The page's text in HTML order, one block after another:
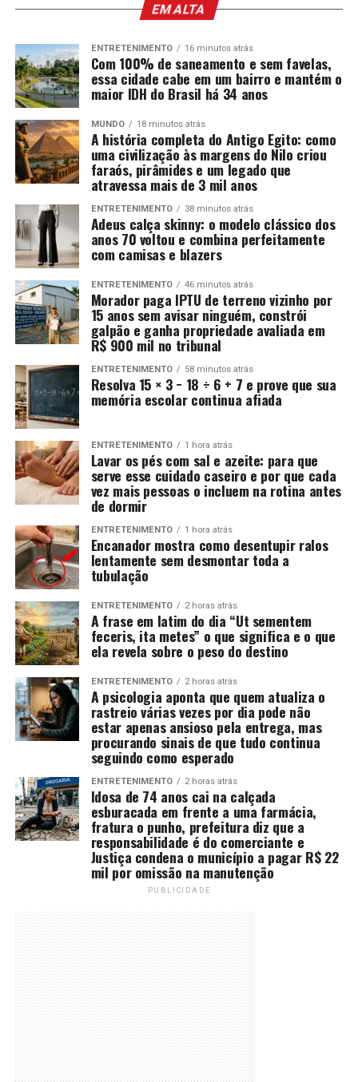
EM ALTA
ENTRETENIMENTO 16 minutos atrás
Com 100% de saneamento e sem favelas,
essa cidade cabe em um bairro e mantém o
maior IDH do Brasil há 34 anos
MUNDO 18 minutos atrás
A história completa do Antigo Egito: como
uma civilização às margens do Nilo criou
faraós, pirâmides e um legado que
atravessa mais de 3 mil anos
ENTRETENIMENTO 38 minutos atrás
Adeus calça skinny: o modelo clássico dos
anos 70 voltou e combina perfeitamente
com camisas e blazers
ENTRETENIMENTO 46 minutos atrás
Morador paga IPTU de terreno vizinho por
15 anos sem avisar ninguém, constrói
galpão e ganha propriedade avaliada em
R$ 900 mil no tribunal
ENTRETENIMENTO 58 minutos atrás
Resolva 15 × 3 − 18 ÷ 6 + 7 e prove que sua
memória escolar continua afiada
ENTRETENIMENTO 1 hora atrás
Lavar os pés com sal e azeite: para que
serve esse cuidado caseiro e por que cada
vez mais pessoas o incluem na rotina antes
de dormir
ENTRETENIMENTO 1 hora atrás
Encanador mostra como desentupir ralos
lentamente sem desmontar toda a
tubulação
ENTRETENIMENTO 2 horas atrás
A frase em latim do dia “Ut sementem
feceris, ita metes” o que significa e o que
ela revela sobre o peso do destino
ENTRETENIMENTO 2 horas atrás
A psicologia aponta que quem atualiza o
rastreio várias vezes por dia pode não
estar apenas ansioso pela entrega, mas
procurando sinais de que tudo continua
seguindo como esperado
ENTRETENIMENTO 2 horas atrás
Idosa de 74 anos cai na calçada
esburacada em frente a uma farmácia,
fratura o punho, prefeitura diz que a
responsabilidade é do comerciante e
Justiça condena o município a pagar R$ 22
mil por omissão na manutenção
PUBLICIDADE